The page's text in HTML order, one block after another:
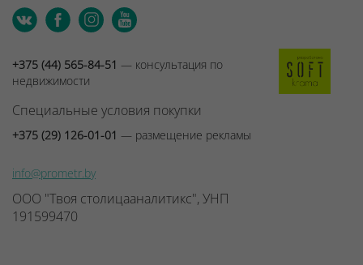
+375 (44) 565-84-51 — консультация по
недвижимости
Специальные условия покупки
+375 (29) 126-01-01 — размещение рекламы
info@prometr.by
ООО "Твоя столицааналитикс", УНП
191599470